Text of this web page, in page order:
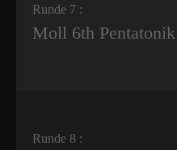
Runde 7 :
Moll 6th Pentatonik
Runde 8 :